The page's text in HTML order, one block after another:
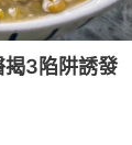
揭3陷阱誘發